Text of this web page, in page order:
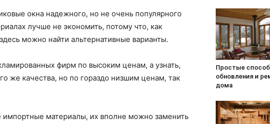
окна надежного, но не очень популярного
лучше не экономить, потому что, как
можно найти альтернативные варианты.
фирм по высоким ценам, а узнать,
же качества, но по гораздо низшим ценам, так
материалы, их вполне можно заменить
Простые
обновления и
дома